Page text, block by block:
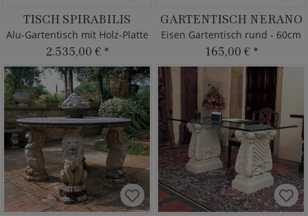
TISCH SPIRABILIS
Alu-Gartentisch mit Holz-Platte
2.535,00 € *
GARTENTISCH NERANO
Eisen Gartentisch rund - 60cm
165,00 € *